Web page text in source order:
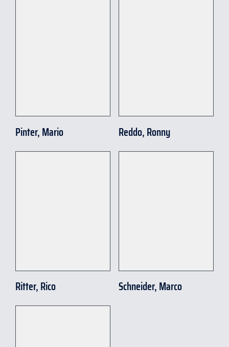
Pinter, Mario Reddo, Ronny
Ritter, Rico Schneider, Marco